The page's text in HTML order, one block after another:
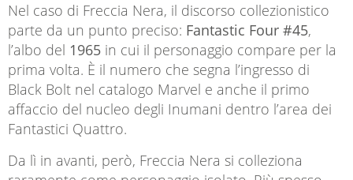
Nel caso di Freccia Nera, il discorso collezionistico
parte da un punto preciso: Fantastic Four #45,
l’albo del 1965 in cui il personaggio compare per la
prima volta. È il numero che segna l’ingresso di
Black Bolt nel catalogo Marvel e anche il primo
affaccio del nucleo degli Inumani dentro l’area dei
Fantastici Quattro.
Da lì in avanti, però, Freccia Nera si colleziona